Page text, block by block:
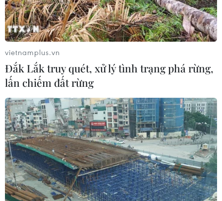
Mỹ hoan nghênh việc hai con tin được thả
tại Afghanistan
20/11/2019 00:12
Công dân Mỹ Kevin King và công dân Australia Timothy
vietnamplus.vn
Đắk Lắk truy quét, xử lý tình trạng phá rừng,
lấn chiếm đất rừng